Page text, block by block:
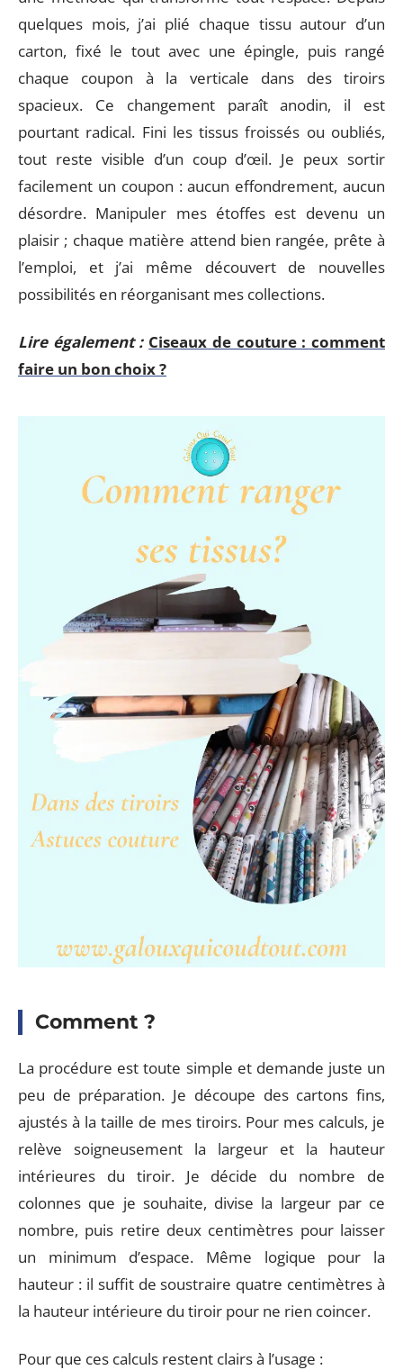
quelques mois, j’ai plié chaque tissu autour d’un
carton, fixé le tout avec une épingle, puis rangé
chaque coupon à la verticale dans des tiroirs
spacieux. Ce changement paraît anodin, il est
pourtant radical. Fini les tissus froissés ou oubliés,
tout reste visible d’un coup d’œil. Je peux sortir
facilement un coupon : aucun effondrement, aucun
désordre. Manipuler mes étoffes est devenu un
plaisir ; chaque matière attend bien rangée, prête à
l’emploi, et j’ai même découvert de nouvelles
possibilités en réorganisant mes collections.
Lire également : Ciseaux de couture : comment
faire un bon choix ?
Comment ?
La procédure est toute simple et demande juste un
peu de préparation. Je découpe des cartons fins,
ajustés à la taille de mes tiroirs. Pour mes calculs, je
relève soigneusement la largeur et la hauteur
intérieures du tiroir. Je décide du nombre de
colonnes que je souhaite, divise la largeur par ce
nombre, puis retire deux centimètres pour laisser
un minimum d’espace. Même logique pour la
hauteur : il suffit de soustraire quatre centimètres à
la hauteur intérieure du tiroir pour ne rien coincer.
Pour que ces calculs restent clairs à l’usage :